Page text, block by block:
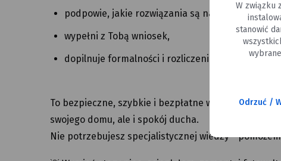
podpowie, jakie rozwiązania są najlepsze dla
wypełni z Tobą wniosek,
dopilnuje formalności i rozliczenia.
To bezpieczne, szybkie i bezpłatne wsparcie,
swojego domu, ale i spokój ducha.
Nie potrzebujesz specjalistycznej wiedzy -
W związku
stanowić
Odrzuć /